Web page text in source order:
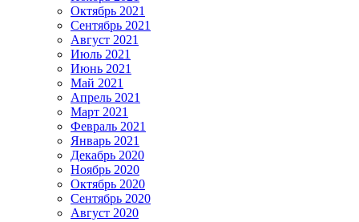
Октябрь 2021
Сентябрь 2021
Август 2021
Июль 2021
Июнь 2021
Май 2021
Апрель 2021
Март 2021
Февраль 2021
Январь 2021
Декабрь 2020
Ноябрь 2020
Октябрь 2020
Сентябрь 2020
Август 2020